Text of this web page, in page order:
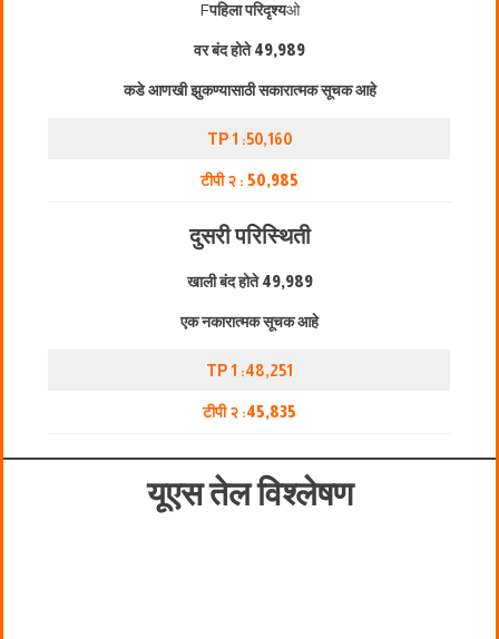
Fपहिला परिदृश्यओ
वर बंद होते49,989
कडे आणखी झुकण्यासाठी सकारात्मक सूचक आहे
TP 1 :50,160
टीपी २ : 50,985
दुसरी परिस्थिती
खाली बंद होते49,989
एक नकारात्मक सूचक आहे
TP 1 :48,251
टीपी २ :45,835
यूएस तेल विश्लेषण